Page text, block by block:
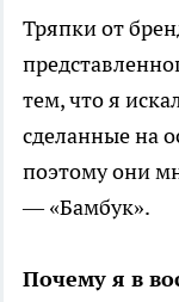
Тряпки от
тем, что я
сделанные на
поэтому они
— «Бамбук».
Почему я в